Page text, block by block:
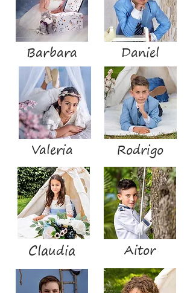
Barbara
Valeria
Claudia
Daniel
Rodrigo
Aitor